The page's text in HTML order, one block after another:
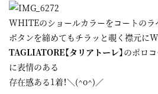
WHITEのショールカラーをコートのラ
ボタンを締めてもチラッと覗く襟元に
TAGLIATORE【タリアトーレ】のポロ
に表情のある
存在感ある1着！＼(^o^)／